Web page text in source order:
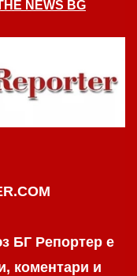
NEWS BG
БГ Репортер е
коментари и